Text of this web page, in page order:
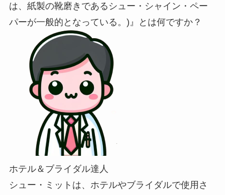
は、紙製の靴磨きであるシュー・シャイン・ペー
パーが一般的となっている。)』とは何ですか？
ホテル＆ブライダル達人
シュー・ミットは、ホテルやブライダルで使用さ